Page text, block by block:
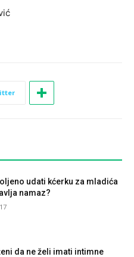
udati kćerku za mladića
namaz?
da ne želi imati intimne